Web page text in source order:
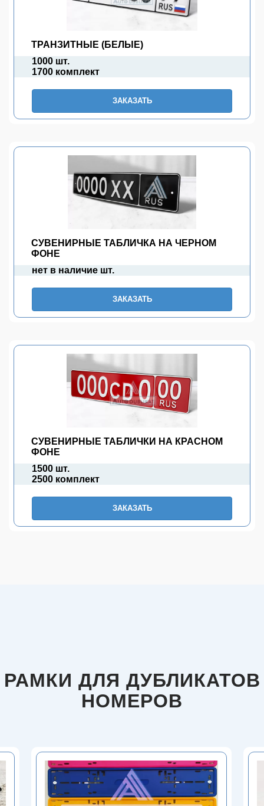
ТРАНЗИТНЫЕ (БЕЛЫЕ)
1000 шт.
1700 комплект
ЗАКАЗАТЬ
СУВЕНИРНЫЕ ТАБЛИЧКА НА ЧЕРНОМ
ФОНЕ
нет в наличие шт.
ЗАКАЗАТЬ
СУВЕНИРНЫЕ ТАБЛИЧКИ НА КРАСНОМ
ФОНЕ
1500 шт.
2500 комплект
ЗАКАЗАТЬ
РАМКИ ДЛЯ ДУБЛИКАТОВ
НОМЕРОВ